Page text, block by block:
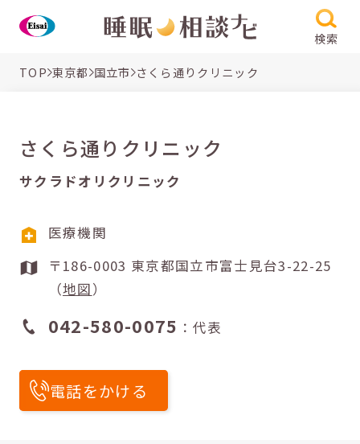
検索
TOP 東京都 国立市 さくら通りクリニック
さくら通りクリニック
サクラドオリクリニック
医療機関
〒186-0003 東京都国立市富士見台3-22-25
（地図）
042-580-0075 ：代表
電話をかける